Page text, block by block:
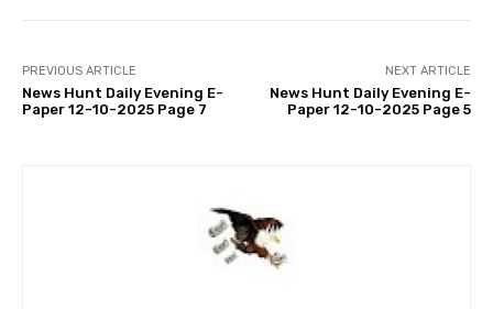
PREVIOUS ARTICLE
News Hunt Daily Evening E-
Paper 12-10-2025 Page 7
NEXT ARTICLE
News Hunt Daily Evening E-
Paper 12-10-2025 Page 5